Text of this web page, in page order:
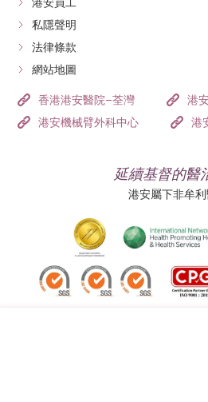
私隱聲明
法律條款
網站地圖
香港港安醫院–荃灣
港
港安機械臂外科中心
港
延續基督的醫
港安屬下非牟